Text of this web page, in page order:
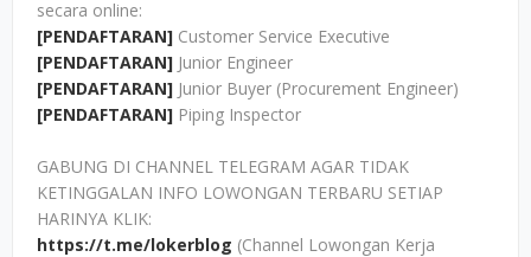
secara online:
[PENDAFTARAN] Customer Service Executive
[PENDAFTARAN] Junior Engineer
[PENDAFTARAN] Junior Buyer (Procurement Engineer)
[PENDAFTARAN] Piping Inspector
GABUNG DI CHANNEL TELEGRAM AGAR TIDAK
KETINGGALAN INFO LOWONGAN TERBARU SETIAP
HARINYA KLIK:
https://t.me/lokerblog (Channel Lowongan Kerja